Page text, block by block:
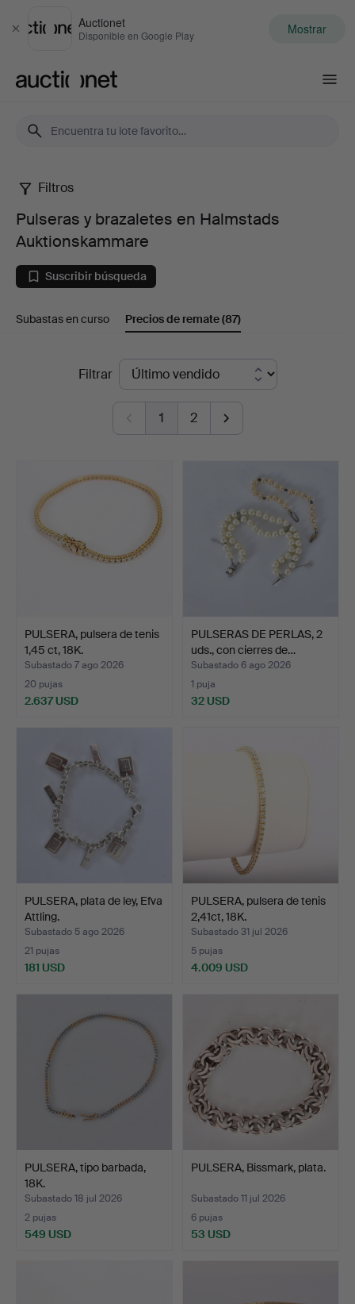
Cerrar
Auctionet
Disponible en Google Play Mostrar
Pulseras
brazaletes
en
Auktionskammare
Filtros
Pulseras y brazaletes en Halmstads
Auktionskammare
Suscribir búsqueda
Subastas en curso Precios de remate(87)
Filtrar
1 2
PULSERA, pulsera de tenis
1,45 ct, 18K.
Subastado 7 ago 2026
20 pujas
2.637 USD
PULSERAS DE PERLAS, 2
uds., con cierres de…
Subastado 6 ago 2026
1 puja
32 USD
PULSERA, plata de ley, Efva
Attling.
Subastado 5 ago 2026
21 pujas
181 USD
PULSERA, pulsera de tenis
2,41ct, 18K.
Subastado 31 jul 2026
5 pujas
4.009 USD
PULSERA, tipo barbada,
18K.
Subastado 18 jul 2026
2 pujas
549 USD
PULSERA, Bissmark, plata.
Subastado 11 jul 2026
6 pujas
53 USD